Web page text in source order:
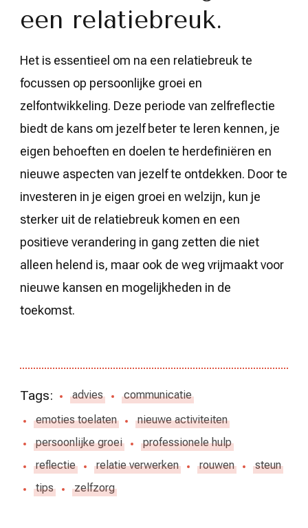
een relatiebreuk.
Het is essentieel om na een relatiebreuk te
focussen op persoonlijke groei en
zelfontwikkeling. Deze periode van zelfreflectie
biedt de kans om jezelf beter te leren kennen, je
eigen behoeften en doelen te herdefiniëren en
nieuwe aspecten van jezelf te ontdekken. Door te
investeren in je eigen groei en welzijn, kun je
sterker uit de relatiebreuk komen en een
positieve verandering in gang zetten die niet
alleen helend is, maar ook de weg vrijmaakt voor
nieuwe kansen en mogelijkheden in de
toekomst.
Tags: advies
communicatie
emoties toelaten
nieuwe activiteiten
persoonlijke groei
professionele hulp
reflectie
relatie verwerken rouwen
steun
tips
zelfzorg